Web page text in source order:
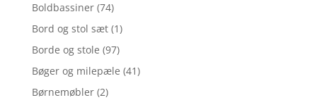
Boldbassiner (74)
Bord og stol sæt (1)
Borde og stole (97)
Bøger og milepæle (41)
Børnemøbler (2)